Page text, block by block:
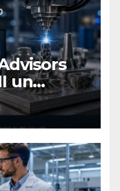
un
3D
filiera